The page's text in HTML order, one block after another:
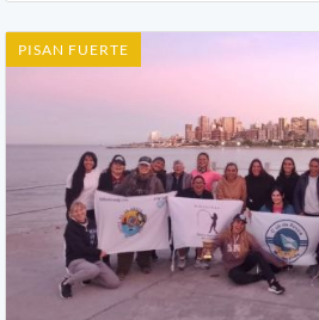
PISAN FUERTE